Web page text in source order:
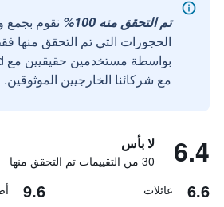
تم التحقق منه 100%
نقوم
الحجوزات التي تم التحقق منها
مع شركائنا الخارجيين الموثوقين.
6.4 لا بأس
30 من التقييمات تم التحقق منها
6.6 عائلات 9.6